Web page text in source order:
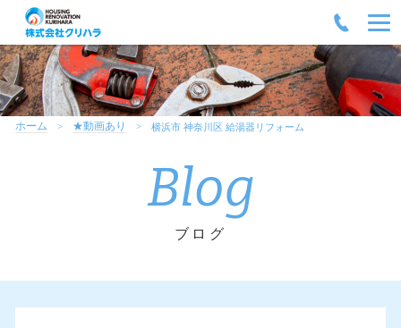
ホーム ★動画あり 横浜市 神奈川区 給湯器リフォーム
Blog
ブログ